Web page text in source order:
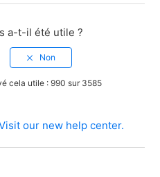
a-t-il été utile ?
cela utile : 990 sur 3585
our new help center.